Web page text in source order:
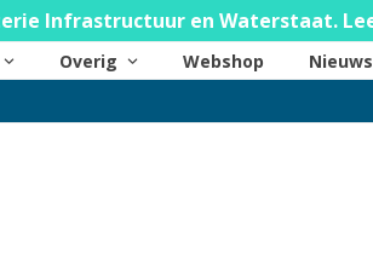
Infrastructuur en Waterstaat.
Overig Webshop Nieuws